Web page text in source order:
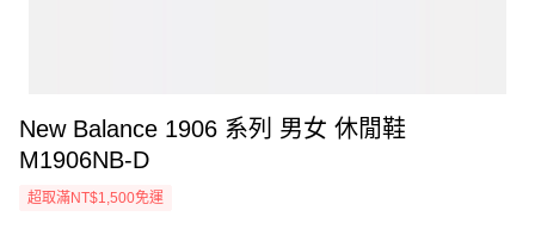
New Balance 1906 系列 男女 休閒鞋
M1906NB-D
超取滿NT$1,500免運